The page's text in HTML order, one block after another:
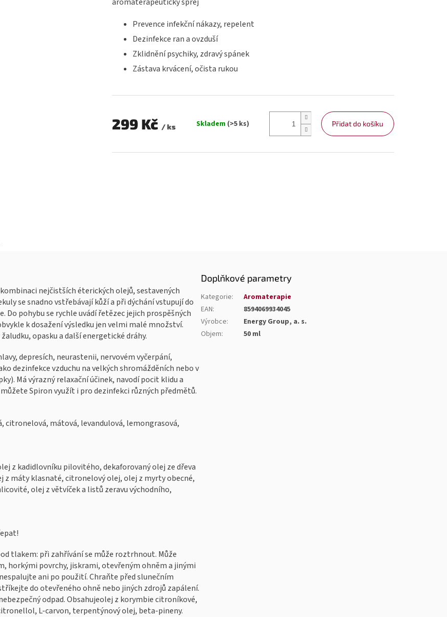
aromaterapeutický sprej
Prevence infekční nákazy, repelent
Dezinfekce ran a ovzduší
Zklidnění psychiky, zdravý spánek
Zástava krvácení, očista rukou
299 Kč / ks
Skladem (>5 ks) Přidat do košíku
5
hvězdiček.
nejčistších éterických olejů, sestavených
se snadno vstřebávají kůží a při dýchání vstupují do
pohybu se rychle uvádí řetězec jejich prospěšných
k dosažení výsledku jen velmi malé množství.
opasku a další energetické dráhy.
depresích, neurastenii, nervovém vyčerpání,
dezinfekce vzduchu na velkých shromážděních nebo v
Má výrazný relaxační účinek, navodí pocit klidu a
Spiron využít i pro dezinfekci různých předmětů.
citronelová, mátová, levandulová, lemongrasová,
z kadidlovníku pilovitého, dekaforovaný olej ze dřeva
z máty klasnaté, citronelový olej, olej z myrty obecné,
olej z větvíček a listů zeravu východního,
tlakem: při zahřívání se může roztrhnout. Může
horkými povrchy, jiskrami, otevřeným ohněm a jinými
ani po použití. Chraňte před slunečním
do otevřeného ohně nebo jiných zdrojů zapálení.
odpad. Obsahujeolej z korymbie citroníkové,
L-carvon, terpentýnový olej, beta-pineny.
Doplňkové parametry
Kategorie:
Aromaterapie
EAN:
8594069934045
Výrobce:
Energy Group, a. s.
Objem: 50 ml